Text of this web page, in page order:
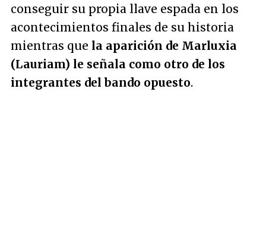
conseguir su propia llave espada en los
acontecimientos finales de su historia
mientras que la aparición de Marluxia
(Lauriam) le señala como otro de los
integrantes del bando opuesto.